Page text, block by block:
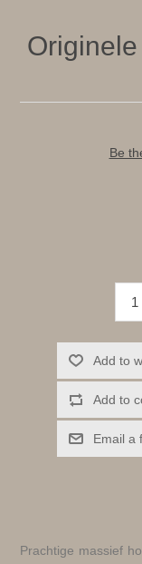
Be
Add to
Add to
Email a
Prachtige massief